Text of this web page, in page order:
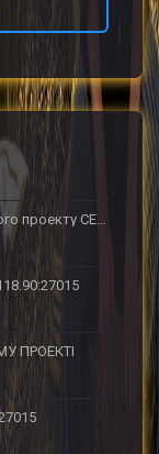
Завантажити збірку від нашого проекту СЕЛЬСКИЙ ПАБЛИК 亗 [18+] UA ©
ПРОЕКТІ